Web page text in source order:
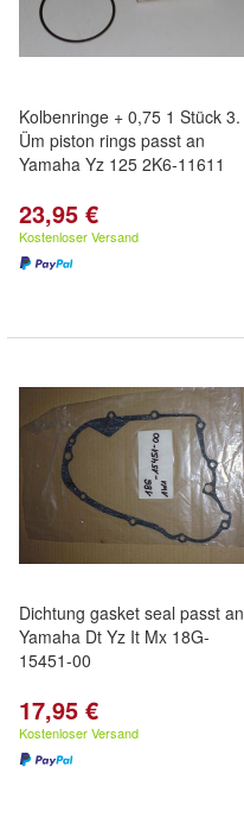
Kolbenringe + 0,75 1 Stück 3.
Üm piston rings passt an
Yamaha Yz 125 2K6-11611
23,95 €
Kostenloser Versand
Dichtung gasket seal passt an
Yamaha Dt Yz It Mx 18G-
15451-00
17,95 €
Kostenloser Versand